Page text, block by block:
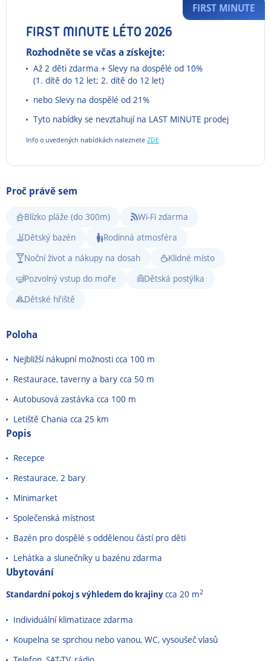
FIRST MINUTE LÉTO 2026
Rozhodněte se včas a získejte:
Až 2 děti zdarma + Slevy na dospělé od 10%
(1. dítě do 12 let; 2. dítě do 12 let)
nebo Slevy na dospělé od 21%
Tyto nabídky se nevztahují na LAST MINUTE prodej
Info o uvedených nabídkách naleznete ZDE
FIRST MINUTE
Proč právě sem
Blízko pláže (do 300m)
Wi-Fi zdarma
Dětský bazén
Rodinná atmosféra
Noční život a nákupy na dosah
Klidné místo
Pozvolný vstup do moře
Dětská postýlka
Dětské hřiště
Poloha
Nejbližší nákupní možnosti cca 100 m
Restaurace, taverny a bary cca 50 m
Autobusová zastávka cca 100 m
Letiště Chania cca 25 km
Popis
Recepce
Restaurace, 2 bary
Minimarket
Společenská místnost
Bazén pro dospělé s oddělenou částí pro děti
Lehátka a slunečníky u bazénu zdarma
Ubytování
Standardní pokoj s výhledem do krajinycca 20 m2
Individuální klimatizace zdarma
Koupelna se sprchou nebo vanou, WC, vysoušeč vlasů